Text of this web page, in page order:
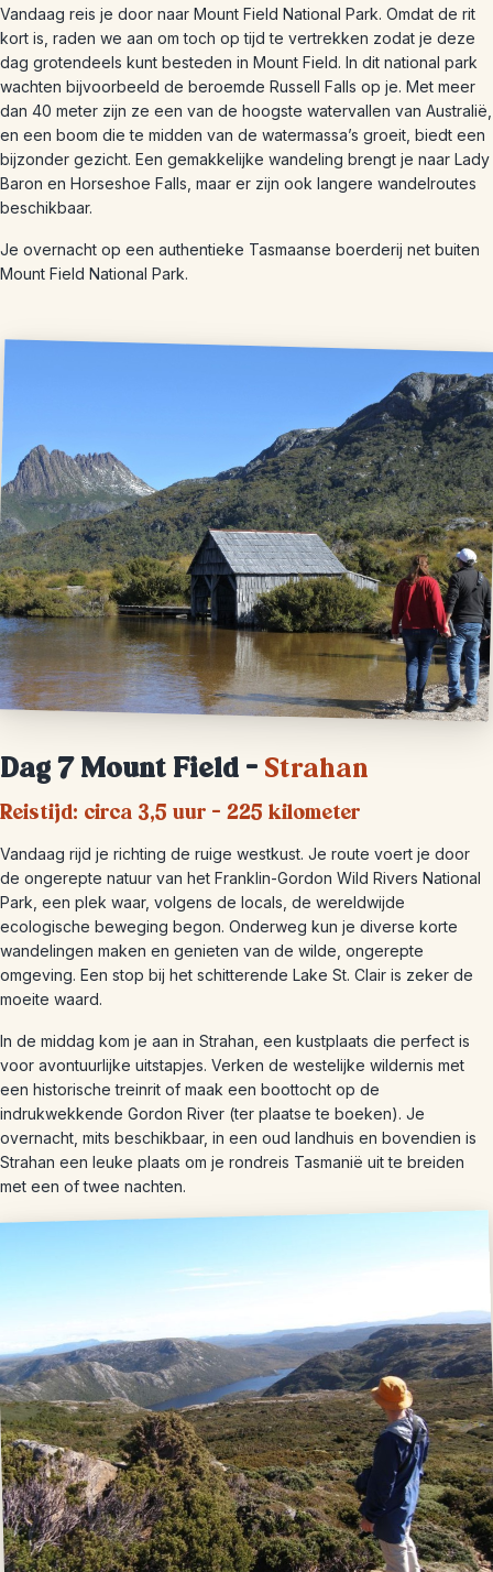
Vandaag reis je door naar Mount Field National Park. Omdat de rit
kort is, raden we aan om toch op tijd te vertrekken zodat je deze
dag grotendeels kunt besteden in Mount Field. In dit national park
wachten bijvoorbeeld de beroemde Russell Falls op je. Met meer
dan 40 meter zijn ze een van de hoogste watervallen van Australië,
en een boom die te midden van de watermassa’s groeit, biedt een
bijzonder gezicht. Een gemakkelijke wandeling brengt je naar Lady
Baron en Horseshoe Falls, maar er zijn ook langere wandelroutes
beschikbaar.
Je overnacht op een authentieke Tasmaanse boerderij net buiten
Mount Field National Park.
Dag 7Mount Field – Strahan
Reistijd: circa 3,5 uur – 225 kilometer
Vandaag rijd je richting de ruige westkust. Je route voert je door
de ongerepte natuur van het Franklin-Gordon Wild Rivers National
Park, een plek waar, volgens de locals, de wereldwijde
ecologische beweging begon. Onderweg kun je diverse korte
wandelingen maken en genieten van de wilde, ongerepte
omgeving. Een stop bij het schitterende Lake St. Clair is zeker de
moeite waard.
In de middag kom je aan in Strahan, een kustplaats die perfect is
voor avontuurlijke uitstapjes. Verken de westelijke wildernis met
een historische treinrit of maak een boottocht op de
indrukwekkende Gordon River (ter plaatse te boeken). Je
overnacht, mits beschikbaar, in een oud landhuis en bovendien is
Strahan een leuke plaats om je rondreis Tasmanië uit te breiden
met een of twee nachten.